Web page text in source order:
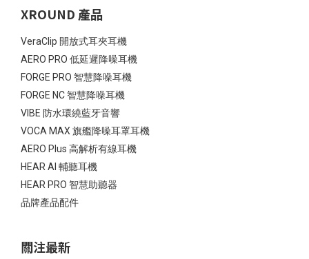
XROUND 產品
VeraClip 開放式耳夾耳機
AERO PRO 低延遲降噪耳機
FORGE PRO 智慧降噪耳機
FORGE NC 智慧降噪耳機
VIBE 防水環繞藍牙音響
VOCA MAX 旗艦降噪耳罩耳機
AERO Plus 高解析有線耳機
HEAR AI 輔聽耳機
HEAR PRO 智慧助聽器
品牌產品配件
關注最新